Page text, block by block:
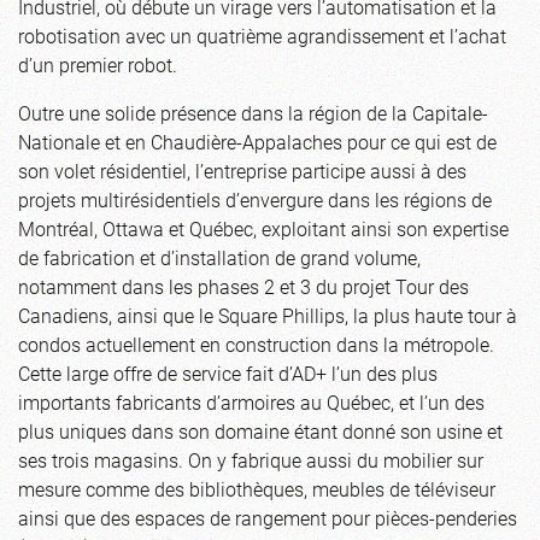
Industriel, où débute un virage vers l’automatisation et la
robotisation avec un quatrième agrandissement et l’achat
d’un premier robot.
Outre une solide présence dans la région de la Capitale-
Nationale et en Chaudière-Appalaches pour ce qui est de
son volet résidentiel, l’entreprise participe aussi à des
projets multirésidentiels d’envergure dans les régions de
Montréal, Ottawa et Québec, exploitant ainsi son expertise
de fabrication et d’installation de grand volume,
notamment dans les phases 2 et 3 du projet Tour des
Canadiens, ainsi que le Square Phillips, la plus haute tour à
condos actuellement en construction dans la métropole.
Cette large offre de service fait d’AD+ l’un des plus
importants fabricants d’armoires au Québec, et l’un des
plus uniques dans son domaine étant donné son usine et
ses trois magasins. On y fabrique aussi du mobilier sur
mesure comme des bibliothèques, meubles de téléviseur
ainsi que des espaces de rangement pour pièces-penderies